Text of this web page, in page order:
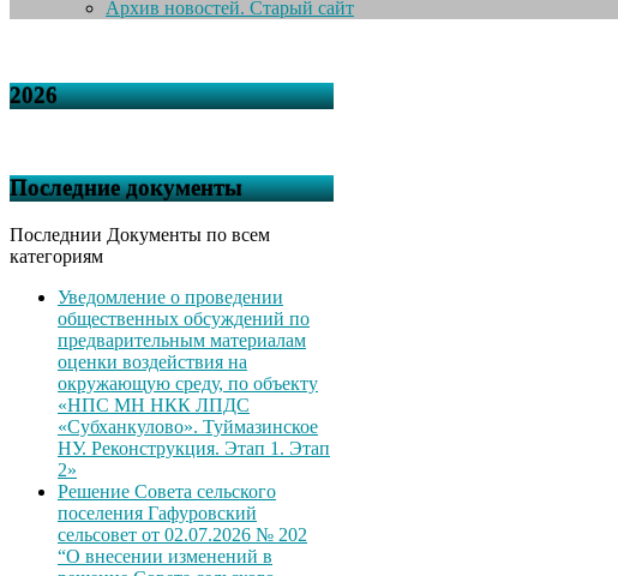
Архив новостей. Старый сайт
2026
Последние документы
Последнии Документы по всем
категориям
Уведомление о проведении
общественных обсуждений по
предварительным материалам
оценки воздействия на
окружающую среду, по объекту
«НПС МН НКК ЛПДС
«Субханкулово». Туймазинское
НУ. Реконструкция. Этап 1. Этап
2»
Решение Совета сельского
поселения Гафуровский
сельсовет от 02.07.2026 № 202
“О внесении изменений в